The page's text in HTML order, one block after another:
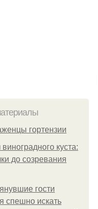
гортензии
куста:
до созревания
гости
спешно искать